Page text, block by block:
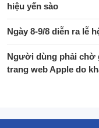
hiệu yến sào
Ngày 8-9/8 diễn ra lễ
Người dùng phải chờ
trang web Apple do